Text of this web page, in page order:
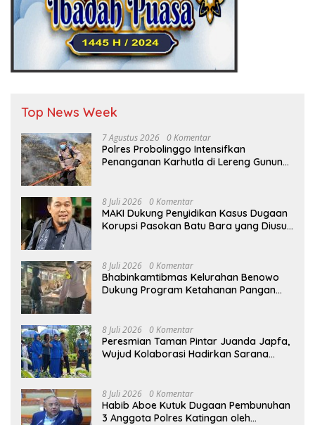
Top News Week
7 Agustus 2026 0 Komentar
Polres Probolinggo Intensifkan
Penanganan Karhutla di Lereng Gunung
8 Juli 2026 0 Komentar
MAKI Dukung Penyidikan Kasus Dugaan
Korupsi Pasokan Batu Bara yang Diusut
8 Juli 2026 0 Komentar
Bhabinkamtibmas Kelurahan Benowo
Dukung Program Ketahanan Pangan
8 Juli 2026 0 Komentar
Peresmian Taman Pintar Juanda Japfa,
Wujud Kolaborasi Hadirkan Sarana
8 Juli 2026 0 Komentar
Habib Aboe Kutuk Dugaan Pembunuhan
3 Anggota Polres Katingan oleh